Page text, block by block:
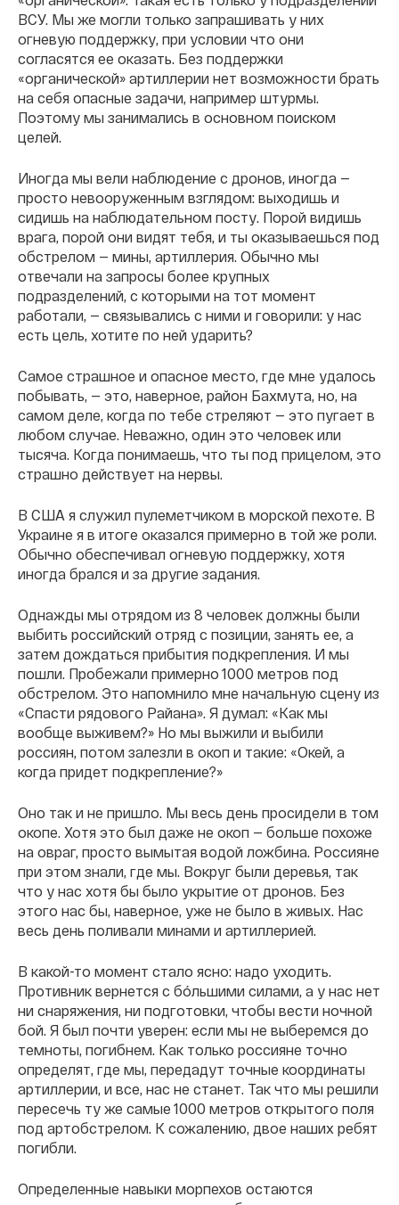
ВСУ. Мы же могли только запрашивать у них
огневую поддержку, при условии что они
согласятся ее оказать. Без поддержки
«органической» артиллерии нет возможности брать
на себя опасные задачи, например штурмы.
Поэтому мы занимались в основном поиском
целей.
Иногда мы вели наблюдение с дронов, иногда —
просто невооруженным взглядом: выходишь и
сидишь на наблюдательном посту. Порой видишь
врага, порой они видят тебя, и ты оказываешься под
обстрелом — мины, артиллерия. Обычно мы
отвечали на запросы более крупных
подразделений, с которыми на тот момент
работали, — связывались с ними и говорили: у нас
есть цель, хотите по ней ударить?
Самое страшное и опасное место, где мне удалось
побывать, — это, наверное, район Бахмута, но, на
самом деле, когда по тебе стреляют — это пугает в
любом случае. Неважно, один это человек или
тысяча. Когда понимаешь, что ты под прицелом, это
страшно действует на нервы.
В США я служил пулеметчиком в морской пехоте. В
Украине я в итоге оказался примерно в той же роли.
Обычно обеспечивал огневую поддержку, хотя
иногда брался и за другие задания.
Однажды мы отрядом из 8 человек должны были
выбить российский отряд с позиции, занять ее, а
затем дождаться прибытия подкрепления. И мы
пошли. Пробежали примерно 1000 метров под
обстрелом. Это напомнило мне начальную сцену из
«Спасти рядового Райана». Я думал: «Как мы
вообще выживем?» Но мы выжили и выбили
россиян, потом залезли в окоп и такие: «Окей, а
когда придет подкрепление?»
Оно так и не пришло. Мы весь день просидели в том
окопе. Хотя это был даже не окоп — больше похоже
на овраг, просто вымытая водой ложбина. Россияне
при этом знали, где мы. Вокруг были деревья, так
что у нас хотя бы было укрытие от дронов. Без
этого нас бы, наверное, уже не было в живых. Нас
весь день поливали минами и артиллерией.
В какой-то момент стало ясно: надо уходить.
Противник вернется с бóльшими силами, а у нас нет
ни снаряжения, ни подготовки, чтобы вести ночной
бой. Я был почти уверен: если мы не выберемся до
темноты, погибнем. Как только россияне точно
определят, где мы, передадут точные координаты
артиллерии, и все, нас не станет. Так что мы решили
пересечь ту же самые 1000 метров открытого поля
под артобстрелом. К сожалению, двое наших ребят
погибли.
Определенные навыки морпехов остаются